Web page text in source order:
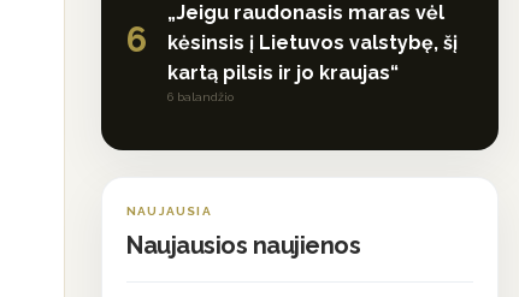
6
„Jeigu raudonasis maras vėl
kėsinsis į Lietuvos valstybę, šį
kartą pilsis ir jo kraujas“
6 balandžio
NAUJAUSIA
Naujausios naujienos